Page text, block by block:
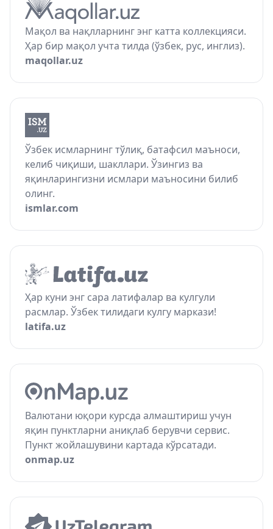
Мақол ва нақлларнинг энг катта коллекцияси.
Ҳар бир мақол учта тилда (ўзбек, рус, инглиз).
maqollar.uz
Ўзбек исмларнинг тўлиқ, батафсил маъноси,
келиб чиқиши, шакллари. Ўзингиз ва
яқинларингизни исмлари маъносини билиб
олинг.
ismlar.com
Ҳар куни энг сара латифалар ва кулгули
расмлар. Ўзбек тилидаги кулгу маркази!
latifa.uz
Валютани юқори курсда алмаштириш учун
яқин пунктларни аниқлаб берувчи сервис.
Пункт жойлашувини картада кўрсатади.
onmap.uz